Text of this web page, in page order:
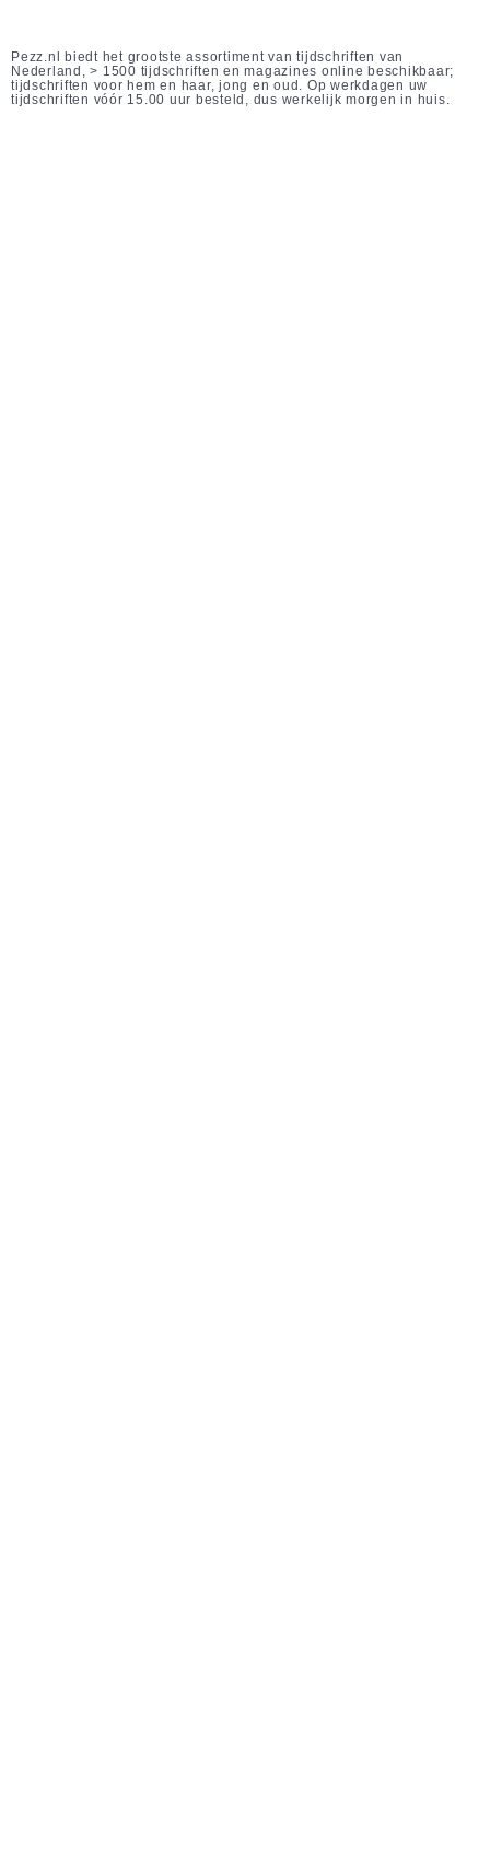
Pezz.nl biedt het grootste assortiment van tijdschriften van
Nederland, > 1500 tijdschriften en magazines online beschikbaar;
tijdschriften voor hem en haar, jong en oud. Op werkdagen uw
tijdschriften vóór 15.00 uur besteld, dus werkelijk morgen in huis.